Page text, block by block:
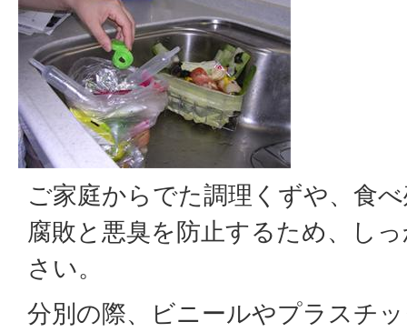
ご家庭からでた調理くずや、食
腐敗と悪臭を防止するため、し
さい。
分別の際、ビニールやプラスチ